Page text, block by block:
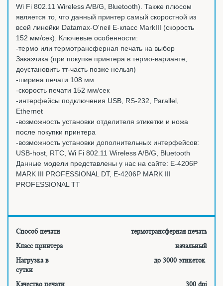
Wi Fi 802.11 Wireless A/B/G, Bluetooth). Также плюсом
является то, что данный принтер самый скоростной из
всей линейки Datamax-O'neil E-класс MarkIII (скорость
152 мм/сек). Ключевые особенности:
-термо или термотрансферная печать на выбор
Заказчика (при покупке принтера в термо-варианте,
доустановить тт-часть позже нельзя)
-ширина печати 108 мм
-скорость печати 152 мм/сек
-интерфейсы подключения USB, RS-232, Parallel,
Ethernet
-возможность установки отделителя этикетки и ножа
после покупки принтера
-возможность установки дополнительных интерфейсов:
USB-host, RTC, Wi Fi 802.11 Wireless A/B/G, Bluetooth
Данные модели представлены у нас на сайте: E-4206P
MARK III PROFESSIONAL DT, E-4206P MARK III
PROFESSIONAL TT
Способ печати
термотрансферная печать
Класс принтера
начальный
Нагрузка в
сутки
до 3000 этикеток
Качество печати
300 dpi